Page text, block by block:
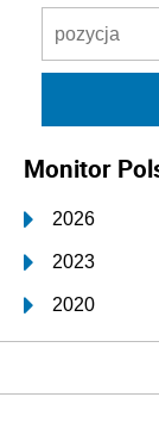
Monitor
2026
2023
2020
2017
2014